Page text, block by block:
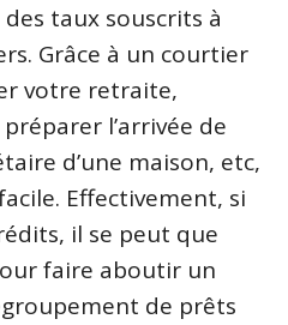
taux souscrits à
Grâce à un courtier
votre retraite,
l’arrivée de
d’une maison, etc,
Effectivement, si
il se peut que
faire aboutir un
de prêts